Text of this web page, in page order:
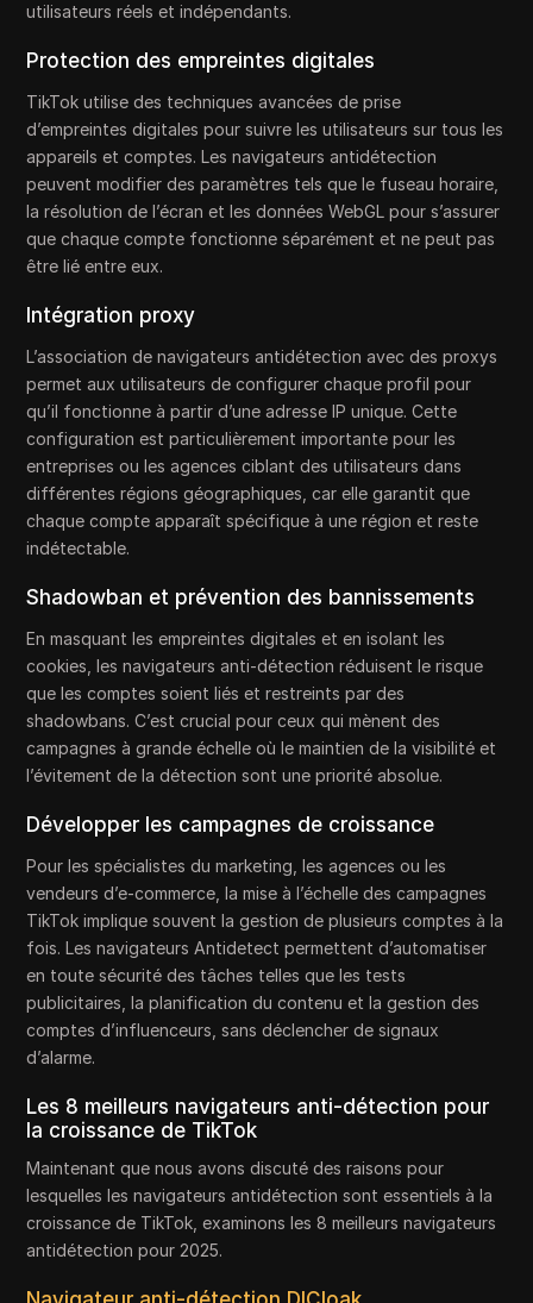
utilisateurs réels et indépendants.
Protection des empreintes digitales
TikTok utilise des techniques avancées de prise
d’empreintes digitales pour suivre les utilisateurs sur tous les
appareils et comptes. Les navigateurs antidétection
peuvent modifier des paramètres tels que le fuseau horaire,
la résolution de l’écran et les données WebGL pour s’assurer
que chaque compte fonctionne séparément et ne peut pas
être lié entre eux.
Intégration proxy
L’association de navigateurs antidétection avec des proxys
permet aux utilisateurs de configurer chaque profil pour
qu’il fonctionne à partir d’une adresse IP unique. Cette
configuration est particulièrement importante pour les
entreprises ou les agences ciblant des utilisateurs dans
différentes régions géographiques, car elle garantit que
chaque compte apparaît spécifique à une région et reste
indétectable.
Shadowban et prévention des bannissements
En masquant les empreintes digitales et en isolant les
cookies, les navigateurs anti-détection réduisent le risque
que les comptes soient liés et restreints par des
shadowbans. C’est crucial pour ceux qui mènent des
campagnes à grande échelle où le maintien de la visibilité et
l’évitement de la détection sont une priorité absolue.
Développer les campagnes de croissance
Pour les spécialistes du marketing, les agences ou les
vendeurs d’e-commerce, la mise à l’échelle des campagnes
TikTok implique souvent la gestion de plusieurs comptes à la
fois. Les navigateurs Antidetect permettent d’automatiser
en toute sécurité des tâches telles que les tests
publicitaires, la planification du contenu et la gestion des
comptes d’influenceurs, sans déclencher de signaux
d’alarme.
Les 8 meilleurs navigateurs anti-détection pour
la croissance de TikTok
Maintenant que nous avons discuté des raisons pour
lesquelles les navigateurs antidétection sont essentiels à la
croissance de TikTok, examinons les 8 meilleurs navigateurs
antidétection pour 2025.